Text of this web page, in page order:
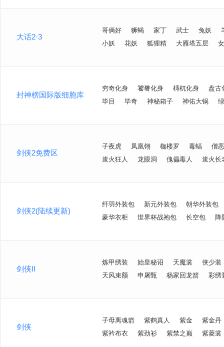
大话2·3
哥俩好 狮蝎 家丁 武士 兔妖
小妖
花妖 狐狸精 大雁塔五层
封神榜国际版细胞库
穷奇化身 饕餮化身 梼杌化身
盘古
毕目
毕奇 神秘箱子 神佑大锅
剑侠2免费区
子夜虎 凤凰翎 枷楼罗 毒蝠
僧恶
蚩火狂人
龙眼洞 傀儡毒人 蚩火长
剑侠2(陆续更新)
纤羽外装包 新元外装包
朝华外装包
豪华衣柜
世界杯战袍包 长空包 降
剑侠II
炼甲绣装 始皇秘诏 天魔裳
侠少装
天风束额
申屠甄 杨家回龙箭 彩绣
剑侠
子母离魂箭 紫鹤真人 紫金
紫金丹
紫衿布衣
紫劲衫 紫禁之巅 紫菱裳